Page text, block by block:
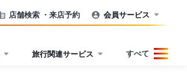
店舗検索 ・来店予約 会員サービス
旅行関連サービス すべて